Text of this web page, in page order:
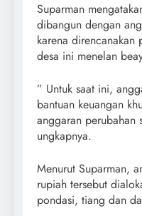
Suparman
dibangun dengan
karena direncanakan
desa ini menelan
” Untuk saat ini,
bantuan keuangan
anggaran perubahan
ungkapnya.
Menurut Suparman,
rupiah tersebut
pondasi, tiang dan